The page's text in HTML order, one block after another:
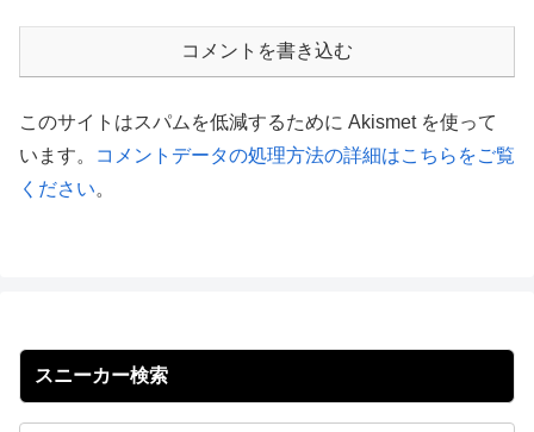
コメントを書き込む
このサイトはスパムを低減するために Akismet を使って
います。
コメントデータの処理方法の詳細はこちらをご覧
ください。
スニーカー検索